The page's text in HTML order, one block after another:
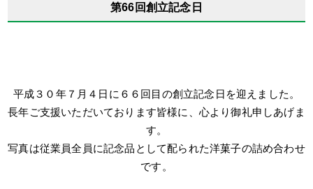
第66回創立記念日
平成３０年７月４日に６６回目の創立記念日を迎えました。
長年ご支援いただいております皆様に、心より御礼申しあげま
す。
写真は従業員全員に記念品として配られた洋菓子の詰め合わせ
です。